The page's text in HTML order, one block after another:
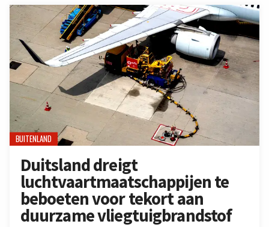
BUITENLAND
Duitsland dreigt
luchtvaartmaatschappijen te
beboeten voor tekort aan
duurzame vliegtuigbrandstof